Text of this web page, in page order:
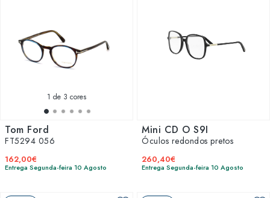
1 de 3 cores
Tom Ford
FT5294 056
162,00€
Entrega Segunda-feira 10 Agosto
Mini CD O S9I
Óculos redondos pretos
260,40€
Entrega Segunda-feira 10 Agosto